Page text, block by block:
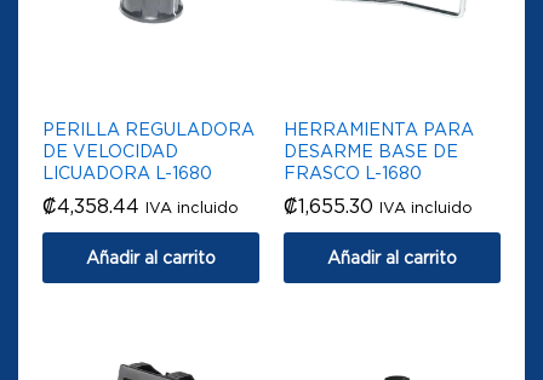
PERILLA REGULADORA
DE VELOCIDAD
LICUADORA L-1680
₡4,358.44 IVA incluido
Añadir al carrito
HERRAMIENTA PARA
DESARME BASE DE
FRASCO L-1680
₡1,655.30 IVA incluido
Añadir al carrito